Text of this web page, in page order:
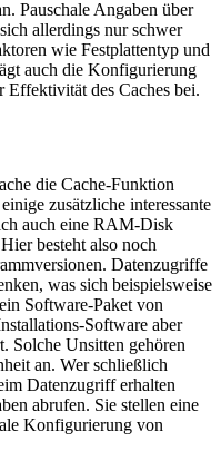
Pauschale Angaben über
allerdings nur schwer
wie Festplattentyp und
auch die Konfigurierung
Effektivität des Caches bei.
die Cache-Funktion
zusätzliche interessante
auch eine RAM-Disk
besteht also noch
Datenzugriffe
was sich beispielsweise
Software-Paket von
Software aber
Solche Unsitten gehören
an. Wer schließlich
Datenzugriff erhalten
abrufen. Sie stellen eine
Konfigurierung von